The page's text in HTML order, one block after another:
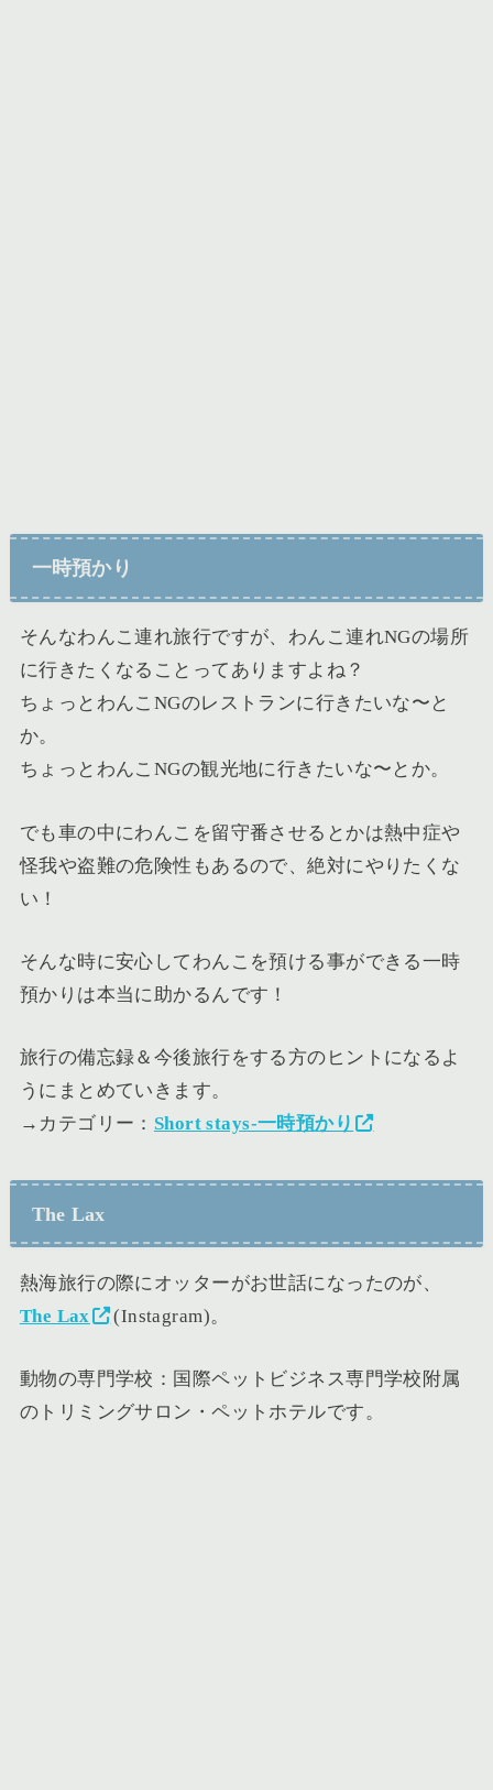
一時預かり
そんなわんこ連れ旅行ですが、わんこ連れNGの場所
に行きたくなることってありますよね？
ちょっとわんこNGのレストランに行きたいな〜と
か。
ちょっとわんこNGの観光地に行きたいな〜とか。
でも車の中にわんこを留守番させるとかは熱中症や
怪我や盗難の危険性もあるので、絶対にやりたくな
い！
そんな時に安心してわんこを預ける事ができる一時
預かりは本当に助かるんです！
旅行の備忘録＆今後旅行をする方のヒントになるよ
うにまとめていきます。
→カテゴリー： Short stays-一時預かり
The Lax
熱海旅行の際にオッターがお世話になったのが、
The Lax
(Instagram)。
動物の専門学校：国際ペットビジネス専門学校附属
のトリミングサロン・ペットホテルです。